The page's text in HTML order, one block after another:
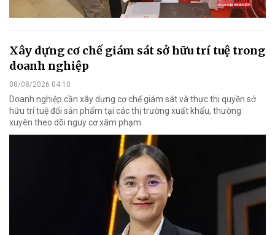
Xây dựng cơ chế giám sát sở hữu trí tuệ trong
doanh nghiệp
08/08/2026 04:10
Doanh nghiệp cần xây dựng cơ chế giám sát và thực thi quyền sở
hữu trí tuệ đối sản phẩm tại các thị trường xuất khẩu, thường
xuyên theo dõi nguy cơ xâm phạm.